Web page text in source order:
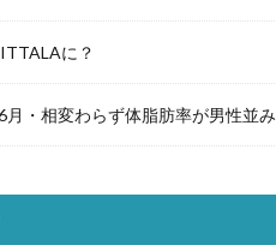
に？
月・相変わらず体脂肪率が男性並み